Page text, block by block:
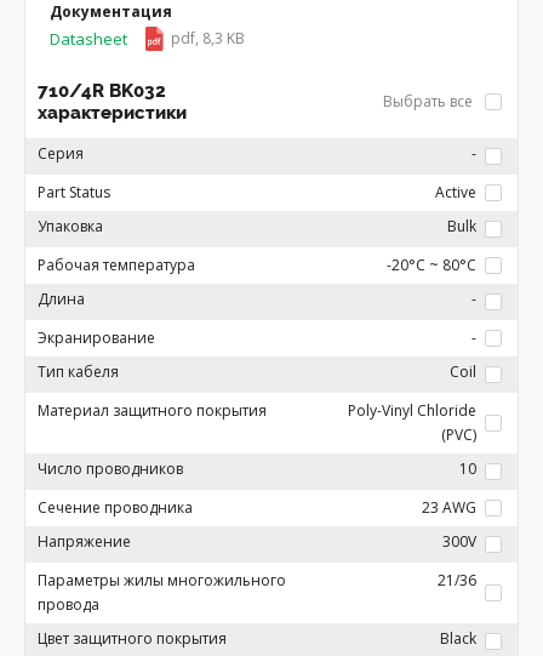
Документация
Datasheet pdf, 8,3 KB
710/4R BK032
характеристики
Выбрать все
Серия
-
Part Status
Active
Упаковка
Bulk
Рабочая температура
-20°C ~ 80°C
Длина
-
Экранирование
-
Тип кабеля
Coil
Материал защитного покрытия
Poly-Vinyl Chloride
(PVC)
Число проводников
10
Сечение проводника
23 AWG
Напряжение
300V
Параметры жилы многожильного
провода
21/36
Цвет защитного покрытия
Black